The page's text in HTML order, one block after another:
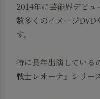
2014年に芸能界デビ
数多くのイメージDVD
す。
特に長年出演している
戦士レオーナ』シリー